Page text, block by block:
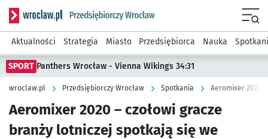
Serwis informacyjny wroclaw.pl podserwis: Strategia
Aktualności Strategia Miasto Przedsiębiorca Nauka
SPORT Panthers Wrocław - Vienna Wikings 34:31
wroclaw.pl Przedsiębiorczy Wrocław Spotkania Aeromixer 2020
Aeromixer 2020 – czołowi gracze
branży lotniczej spotkają się we